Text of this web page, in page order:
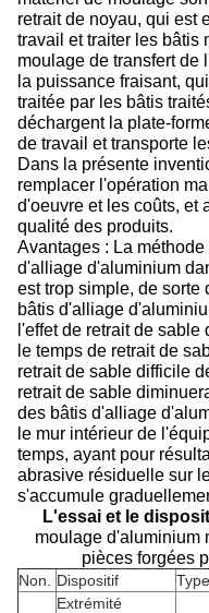
retrait de noyau, qui est
travail et traiter les bâtis
moulage de transfert de
la puissance fraisant,
traitée par les bâtis
déchargent la plate-
de travail et transporte
Dans la présente
remplacer l'opération
d'oeuvre et les coûts, et
qualité des produits.
Avantages : La
d'alliage d'aluminium
est trop simple, de sorte
bâtis d'alliage
l'effet de retrait de
le temps de retrait de
retrait de sable difficile
retrait de sable
des bâtis d'alliage
le mur intérieur de
temps, ayant pour
abrasive résiduelle sur
s'accumule
L'essai et le
moulage d'aluminium
pièces forgées
Non. Dispositif Type
Extrémité